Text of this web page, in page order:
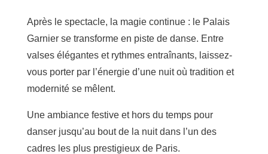
Après le spectacle, la magie continue : le Palais
Garnier se transforme en piste de danse. Entre
valses élégantes et rythmes entraînants, laissez-
vous porter par l’énergie d’une nuit où tradition et
modernité se mêlent.
Une ambiance festive et hors du temps pour
danser jusqu’au bout de la nuit dans l’un des
cadres les plus prestigieux de Paris.